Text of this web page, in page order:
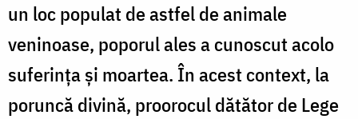
un loc populat de astfel de animale
veninoase, poporul ales a cunoscut acolo
suferința și moartea. În acest context, la
poruncă divină, proorocul dătător de Lege